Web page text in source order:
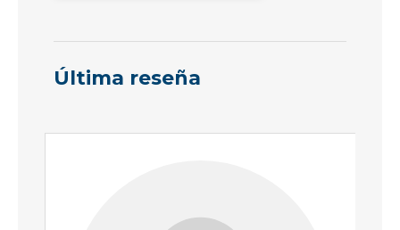
Última reseña